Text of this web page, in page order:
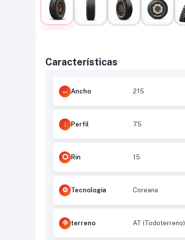
Características
Ancho 215
Perfil 75
Rin 15
Tecnología Coreana
terreno AT (Todoterreno)